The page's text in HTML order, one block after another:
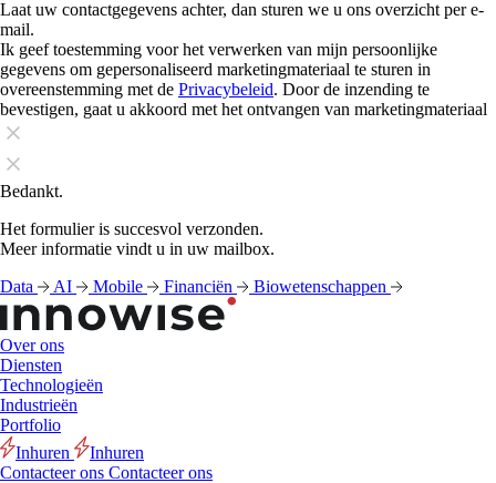
Laat uw contactgegevens achter, dan sturen we u ons overzicht per e-
mail.
Ik geef toestemming voor het verwerken van mijn persoonlijke
gegevens om gepersonaliseerd marketingmateriaal te sturen in
overeenstemming met de Privacybeleid. Door de inzending te
bevestigen, gaat u akkoord met het ontvangen van marketingmateriaal
Bedankt.
Het formulier is succesvol verzonden.
Meer informatie vindt u in uw mailbox.
Data
AI Mobile Financiën Biowetenschappen
Over ons
Diensten
Technologieën
Industrieën
Portfolio
Inhuren
Inhuren
Contacteer ons Contacteer ons